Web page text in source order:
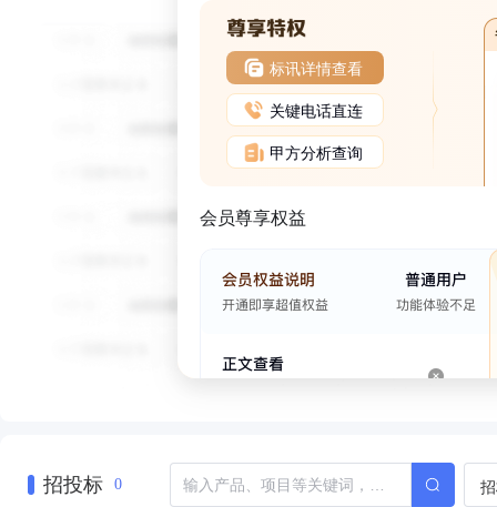
标讯详情查看
关键电话直连
甲方分析查询
会员尊享权益
招投标 0